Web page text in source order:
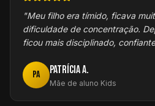
"Meu filho era tímido, ficava
dificuldade de concentração.
ficou mais disciplinado,
PA Patrícia A.
Mãe de aluno Kids